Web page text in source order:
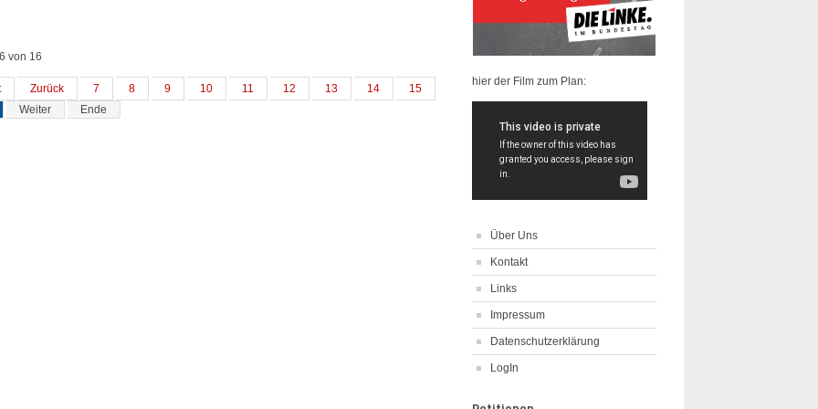
von 16
Zurück 7 8 9 10 11 12 13 14
15
Weiter Ende
hier der Film zum Plan:
Über Uns
Kontakt
Links
Impressum
Datenschutzerklärung
LogIn